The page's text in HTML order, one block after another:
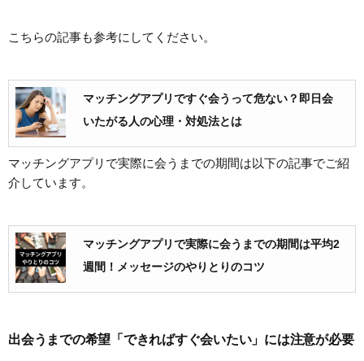
こちらの記事も参考にしてください。
マッチングアプリですぐ会うって危ない？即日会
いたがる人の心理・対処法とは
マッチングアプリで実際に会うまでの期間は以下の記事でご紹
介しています。
マッチングアプリで実際に会うまでの期間は平均2
週間！メッセージのやりとりのコツ
出会うまでの希望「できればすぐ会いたい」には注意が必要